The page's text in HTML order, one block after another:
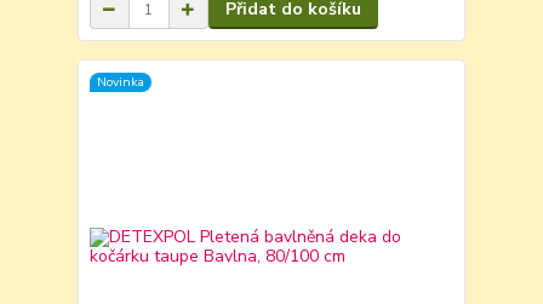
Přidat do košíku
Novinka